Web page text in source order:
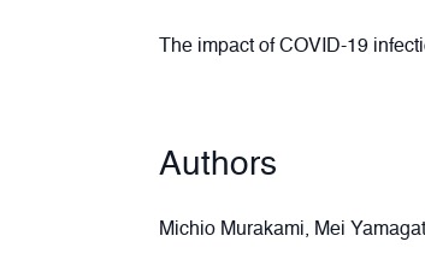
The impact of COVID-19
Authors
Michio Murakami, Mei